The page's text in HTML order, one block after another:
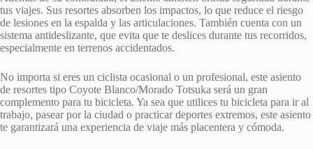
tus viajes. Sus resortes absorben los impactos, lo que reduce el riesgo
de lesiones en la espalda y las articulaciones. También cuenta con un
sistema antideslizante, que evita que te deslices durante tus recorridos,
especialmente en terrenos accidentados.
No importa si eres un ciclista ocasional o un profesional, este asiento
de resortes tipo Coyote Blanco/Morado Totsuka será un gran
complemento para tu bicicleta. Ya sea que utilices tu bicicleta para ir al
trabajo, pasear por la ciudad o practicar deportes extremos, este asiento
te garantizará una experiencia de viaje más placentera y cómoda.